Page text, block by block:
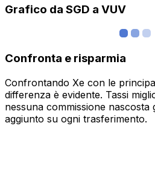
Grafico da SGD a VUV
Confronta e risparmia
Confrontando Xe con le
differenza è evidente. Tassi
nessuna commissione
aggiunto su ogni trasferimento.